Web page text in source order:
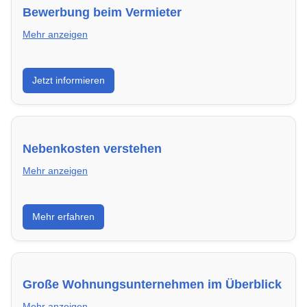
Bewerbung beim Vermieter
Mehr anzeigen
Wie du in Schwerin mit einer überzeugenden
Bewerbung die besten Chancen auf deine
Traumwohnung hast – inklusive Mustervorlagen.
Jetzt informieren
Nebenkosten verstehen
Mehr anzeigen
Erfahre, welche Nebenkosten rechtmäßig sind und
wie du deine monatliche Belastung optimieren
kannst.
Mehr erfahren
Große Wohnungsunternehmen im Überblick